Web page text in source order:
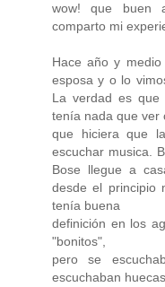
wow! que buen
comparto mi
Hace año y
esposa y o lo
La verdad es
tenía nada que ver
que hiciera que
escuchar musica.
Bose llegue a
desde el principio
tenía buena
definición en los
"bonitos",
pero se
escuchaban